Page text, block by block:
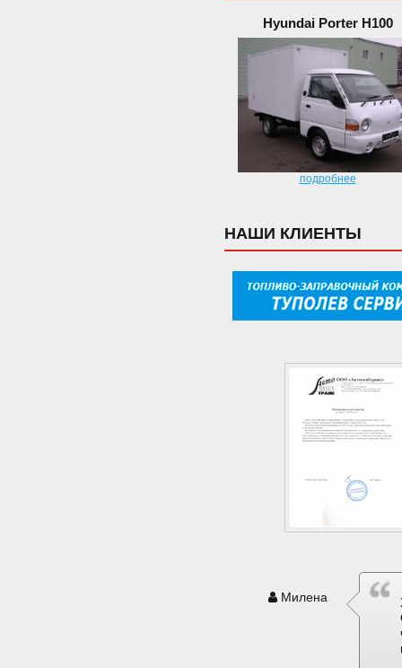
Hyundai Porter H100
подробнее
НАШИ КЛИЕНТЫ
Милена